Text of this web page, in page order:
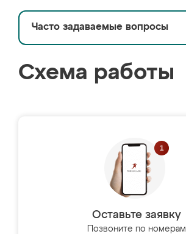
Часто задаваемые вопросы
Схема работы
Оставьте заявку
Позвоните по номерам